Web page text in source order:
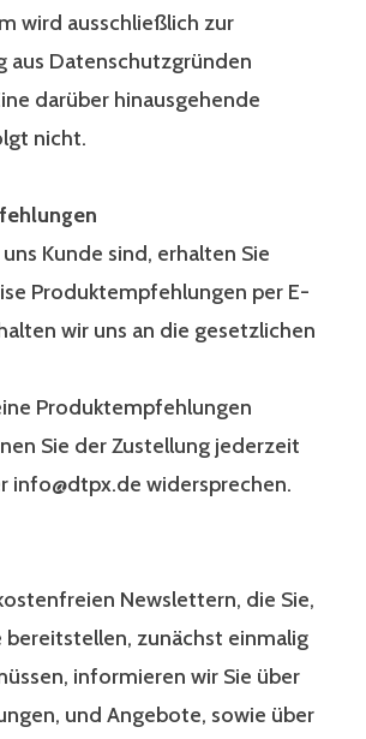
wird ausschließlich zur
aus Datenschutzgründen
darüber hinausgehende
nicht.
Kunde sind, erhalten Sie
Produktempfehlungen per E-
wir uns an die gesetzlichen
Produktempfehlungen
Sie der Zustellung jederzeit
info@dtpx.de widersprechen.
Newslettern, die Sie,
bereitstellen, zunächst einmalig
informieren wir Sie über
und Angebote, sowie über